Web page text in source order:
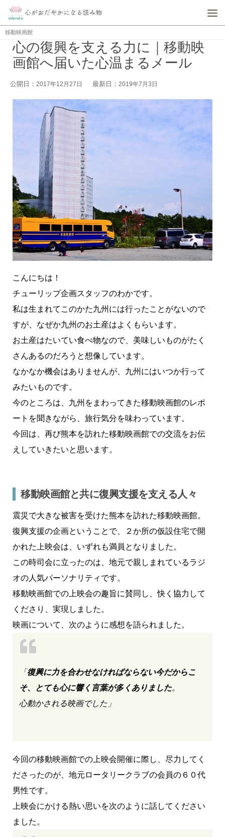
移動映画館
心の復興を支える力に｜移動映
画館へ届いた心温まるメール
公開日： 2017年12月27日 最新日： 2019年7月3日
こんにちは！
チューリップ企画スタッフのわかです。
私は生まれてこのかた九州には行ったことがないので
すが、なぜか九州のお土産はよくもらいます。
お土産はたいてい食べ物なので、美味しいものがたく
さんあるのだろうと想像しています。
なかなか機会はありませんが、九州にはいつか行って
みたいものです。
今のところは、九州をまわってきた移動映画館のレポ
ートを聞きながら、旅行気分を味わっています。
今回は、再び熊本を訪れた移動映画館での交流をお伝
えしていきたいと思います。
移動映画館と共に復興支援を支える人々
震災で大きな被害を受けた熊本を訪れた移動映画館。
復興支援の企画ということで、２か所の仮設住宅で開
かれた上映会は、いずれも満員となりました。
この時司会に立ったのは、地元で親しまれているラジ
オの人気パーソナリティです。
移動映画館での上映会の趣旨に賛同し、快く協力して
くださり、実現しました。
映画について、次のように感想を語られました。
「 復興に力を合わせなければならない今だからこ
そ、とても心に響く言葉が多くありました。
心動かされる映画でした」
今回の移動映画館での上映会開催に際し、尽力してく
ださったのが、地元ロータリークラブの会員の６０代
男性です。
上映会にかける熱い思いを次のように話してください
ました。